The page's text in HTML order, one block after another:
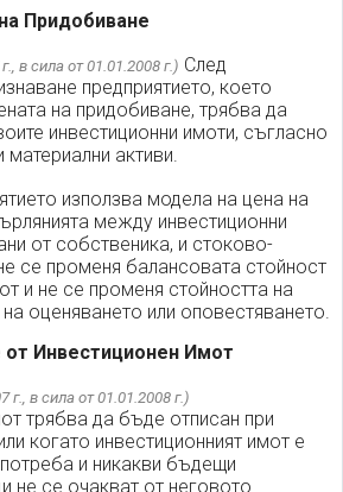
Придобиване
в сила от 01.01.2008 г.) След
предприятието, което
на придобиване, трябва да
инвестиционни имоти, съгласно
активи.
използва модела на цена на
между инвестиционни
от собственика, и стоково-
се променя балансовата стойност
и не се променя стойността на
оценяването или оповестяването.
Инвестиционен Имот
г., в сила от 01.01.2008 г.)
трябва да бъде отписан при
когато инвестиционният имот е
и никакви бъдещи
не се очакват от неговото